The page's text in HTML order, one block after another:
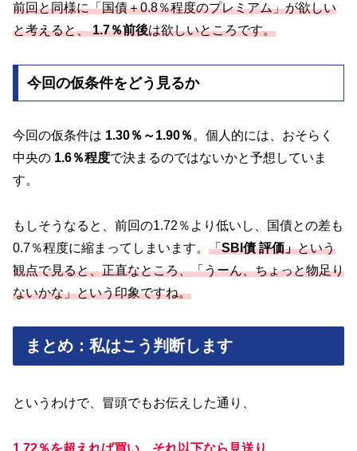
前回と同様に「国債＋0.8％程度のプレミアム」が欲しい
と考えると、1.7％前後は欲しいところです。
今回の仮条件をどう見るか
今回の仮条件は 1.30％～1.90％ 。個人的には、おそらく
中央の 1.6％程度で決まるのではないかと予想していま
す。
もしそうなると、前回の1.72％より低いし、国債との差も
0.7％程度に縮まってしまいます。 「SBI債 評価」という
観点で見ると、正直なところ、「うーん、ちょっと物足り
ないかな」という印象ですね。
まとめ：私はこう判断します
というわけで、冒頭でもお伝えした通り、
1.72％を超えれば買い それ以下なら見送り